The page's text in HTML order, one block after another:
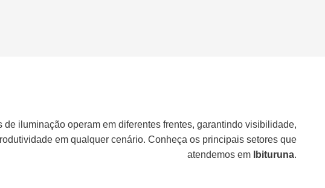
de iluminação operam em diferentes frentes, garantindo visibilidade,
em qualquer cenário. Conheça os principais setores que
atendemos em
Ibituruna.